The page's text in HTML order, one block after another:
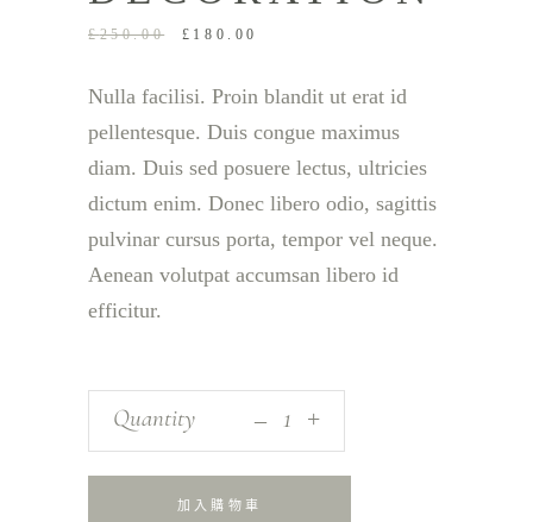
£250.00 £ 180.00
Nulla facilisi. Proin blandit ut erat id
pellentesque. Duis congue maximus
diam. Duis sed posuere lectus, ultricies
dictum enim. Donec libero odio, sagittis
pulvinar cursus porta, tempor vel neque.
Aenean volutpat accumsan libero id
efficitur.
Quantity +
加入購物車